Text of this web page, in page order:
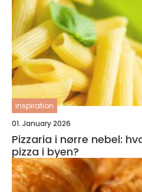
inspiration
01. January 2026
Pizzaria i nørre nebel:
pizza i byen?